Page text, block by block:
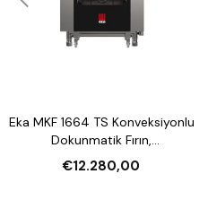
Eka MKF 1664 TS Konveksiyonlu
Dokunmatik Fırın,
Nemlendirmeli 16 Tepsi
Kapasiteli Elektrikli
€12.280,00